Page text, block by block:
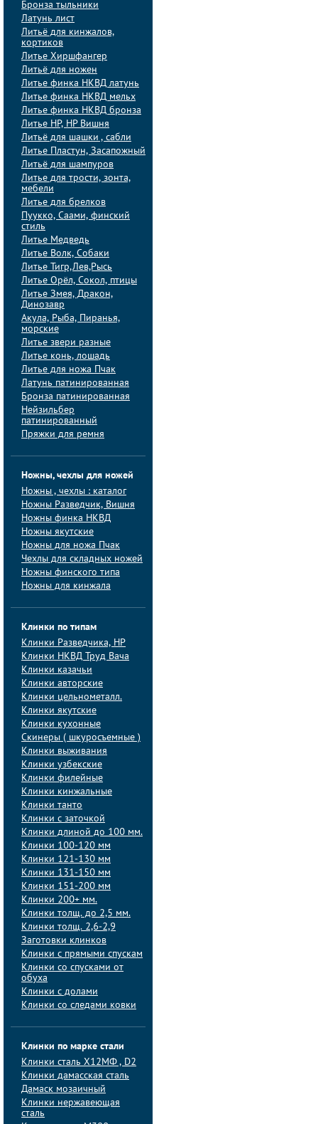
Бронза тыльники
Латунь лист
Литьё для кинжалов,
кортиков
Литье Хиршфангер
Литьё для ножен
Литье финка НКВД латунь
Литье финка НКВД мельх
Литье финка НКВД бронза
Литье НР, НР Вишня
Литьё для шашки , сабли
Литье Пластун, Засапожный
Литьё для шампуров
Литье для трости, зонта,
мебели
Литье для брелков
Пуукко, Саами, финский
стиль
Литье Медведь
Литье Волк, Собаки
Литье Тигр,Лев,Рысь
Литье Орёл, Сокол, птицы
Литье Змея, Дракон,
Динозавр
Акула, Рыба, Пиранья,
морские
Литье звери разные
Литье конь, лошадь
Литье для ножа Пчак
Латунь патинированная
Бронза патинированная
Нейзильбер
патинированный
Пряжки для ремня
Ножны, чехлы для ножей
Ножны , чехлы : каталог
Ножны Разведчик, Вишня
Ножны финка НКВД
Ножны якутские
Ножны для ножа Пчак
Чехлы для складных ножей
Ножны финского типа
Ножны для кинжала
Клинки по типам
Клинки Pазведчика, НP
Клинки НКВД Труд Вача
Клинки казачьи
Клинки авторские
Клинки цельнометалл.
Клинки якутские
Клинки кухонные
Скинеры ( шкуросъемные )
Клинки выживания
Клинки узбекские
Клинки филейные
Клинки кинжальные
Клинки танто
Клинки с заточкой
Клинки длиной до 100 мм.
Клинки 100-120 мм
Клинки 121-130 мм
Клинки 131-150 мм
Клинки 151-200 мм
Клинки 200+ мм.
Клинки толщ. до 2,5 мм.
Клинки толщ. 2,6-2,9
Заготовки клинков
Клинки с прямыми спускам
Клинки со спусками от
обуха
Клинки с долами
Клинки со следами ковки
Клинки по марке стали
Клинки сталь Х12МФ , D2
Клинки дамасская сталь
Дамаск мозаичный
Клинки нержавеющая
сталь